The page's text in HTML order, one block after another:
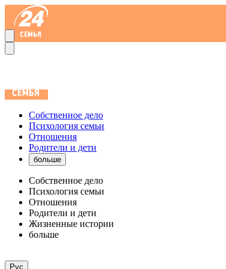
Собственное дело
Психология семьи
Отношения
Родители и дети
больше
Собственное дело
Психология семьи
Отношения
Родители и дети
Жизненные истории
больше
Рус